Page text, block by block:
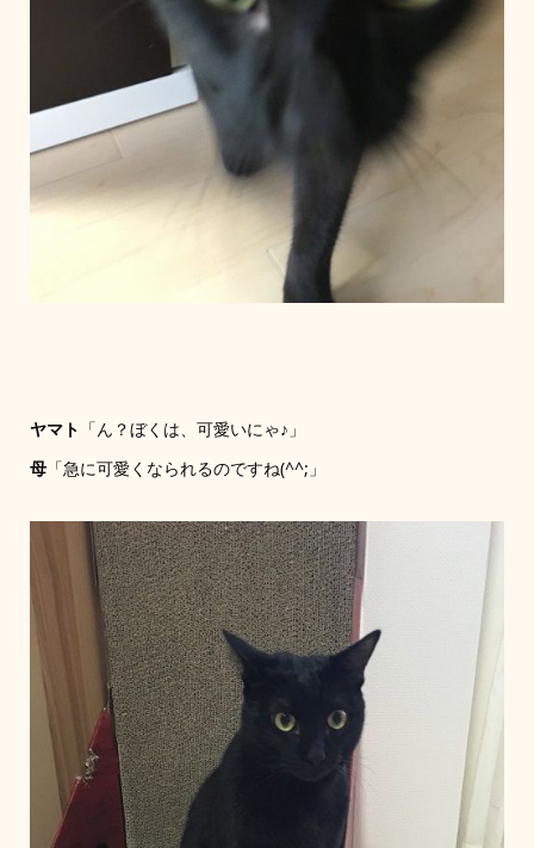
ヤマト 「ん？ぼくは、可愛いにゃ♪」
母「急に可愛くなられるのですね(^^;」